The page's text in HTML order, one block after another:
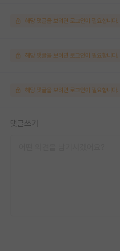
해당 댓글을 보려면 로그인이 필요합니다.
해당 댓글을 보려면 로그인이 필요합니다.
해당 댓글을 보려면 로그인이 필요합니다.
댓글쓰기